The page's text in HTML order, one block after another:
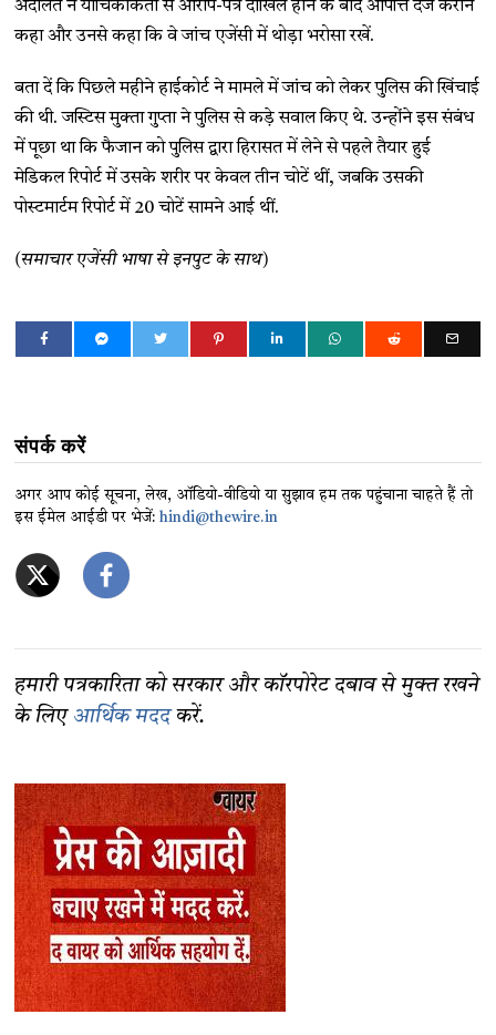
अदालत ने याचिकाकर्ता से आरोप-पत्र दाखिल होने के बाद आपत्ति दर्ज कराने
कहा और उनसे कहा कि वे जांच एजेंसी में थोड़ा भरोसा रखें.
बता दें कि पिछले महीने हाईकोर्ट ने मामले में जांच को लेकर पुलिस की खिंचाई
की थी. जस्टिस मुक्ता गुप्ता ने पुलिस से कड़े सवाल किए थे. उन्होंने इस संबंध
में पूछा था कि फैजान को पुलिस द्वारा हिरासत में लेने से पहले तैयार हुई
मेडिकल रिपोर्ट में उसके शरीर पर केवल तीन चोटें थीं, जबकि उसकी
पोस्टमार्टम रिपोर्ट में 20 चोटें सामने आई थीं.
(समाचार एजेंसी भाषा से इनपुट के साथ)
संपर्क करें
अगर आप कोई सूचना, लेख, ऑडियो-वीडियो या सुझाव हम तक पहुंचाना चाहते हैं तो
इस ईमेल आईडी पर भेजें: hindi@thewire.in
हमारी पत्रकारिता को सरकार और कॉरपोरेट दबाव से मुक्त रखने
के लिए आर्थिक मददकरें.